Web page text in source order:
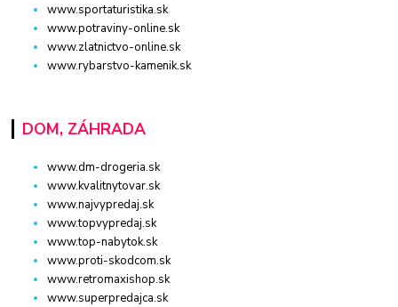
www.sportaturistika.sk
www.potraviny-online.sk
www.zlatnictvo-online.sk
www.rybarstvo-kamenik.sk
DOM, ZÁHRADA
www.dm-drogeria.sk
www.kvalitnytovar.sk
www.najvypredaj.sk
www.topvypredaj.sk
www.top-nabytok.sk
www.proti-skodcom.sk
www.retromaxishop.sk
www.superpredajca.sk